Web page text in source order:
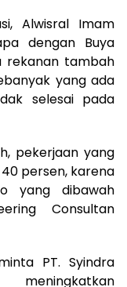
Alwisral Imam
dengan Buya
rekanan tambah
yang ada
selesai pada
pekerjaan yang
persen, karena
yang dibawah
Consultan
PT. Syindra